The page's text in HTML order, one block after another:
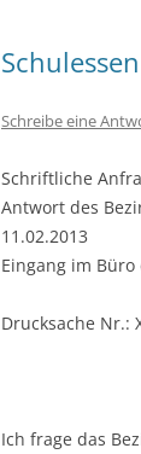
Schulessen
Schreibe eine
Schriftliche
Antwort des
11.02.2013
Eingang im
Drucksache Nr.:
Ich frage das